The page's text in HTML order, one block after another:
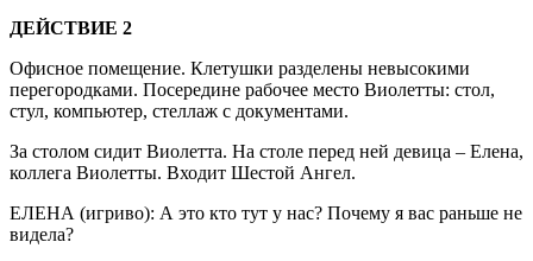
ДЕЙСТВИЕ 2
Офисное помещение. Клетушки разделены невысокими
перегородками. Посередине рабочее место Виолетты: стол,
стул, компьютер, стеллаж с документами.
За столом сидит Виолетта. На столе перед ней девица – Елена,
коллега Виолетты. Входит Шестой Ангел.
ЕЛЕНА (игриво): А это кто тут у нас? Почему я вас раньше не
видела?